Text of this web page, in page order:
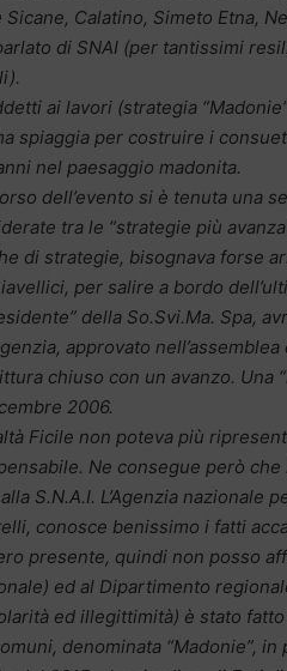
Sicane, Calatino, Simeto Etna,
di SNAI (per tantissimi
ai lavori (strategia
spiaggia per costruire i
nel paesaggio madonita.
dell’evento si è tenuta una
tra le “strategie più
di strategie, bisognava forse
per salire a bordo
della So.Svi.Ma. Spa,
approvato
chiuso con un avanzo. Una
2006.
Ficile non poteva più
Ne consegue però
S.N.A.I. L’Agenzia
conosce benissimo i fatti
presente, quindi non posso
ed al Dipartimento
ed illegittimità) è stato
denominata “Madonie”,